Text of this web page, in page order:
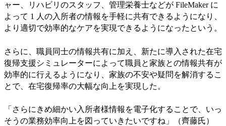
ャー、リハビリのスタッフ、管理栄養士などが FileMaker に
よって 1 人の入所者の情報を手軽に共有できるようになり、
より適切で効率的なケアを実現できるようになったという。
さらに、職員同士の情報共有に加え、新たに導入された在宅
復帰支援シミュレーターによって職員と家族との情報共有が
効率的に行えるようになり、家族の不安や疑問を解消するこ
とで、在宅復帰率の大幅な向上を実現した。
「さらにきめ細かい入所者様情報を電子化することで、いっ
そうの業務効率向上を図っていきたいですね」（齊藤氏）